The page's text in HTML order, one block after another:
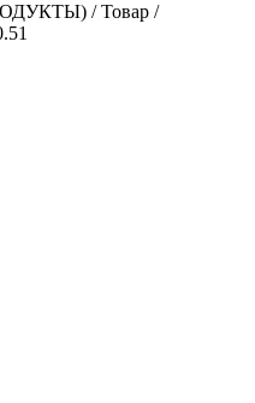
/ Товар /